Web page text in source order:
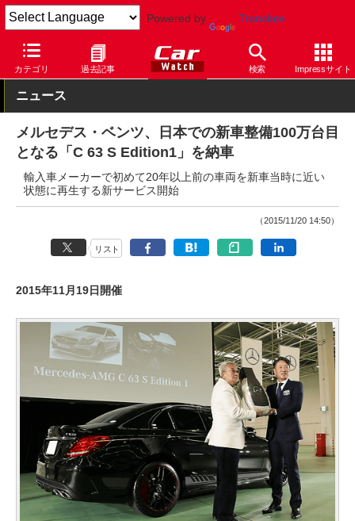
Powered by Translate
カテゴリ 過去記事 検索 Impressサイト
Car Watch 自動車 メルセデス・ベンツ
ニュース
メルセデス・ベンツ、日本での新車整備100万台目
となる「C 63 S Edition1」を納車
輸入車メーカーで初めて20年以上前の車両を新車当時に近い
状態に再生する新サービス開始
（2015/11/20 14:50）
リスト
2015年11月19日開催